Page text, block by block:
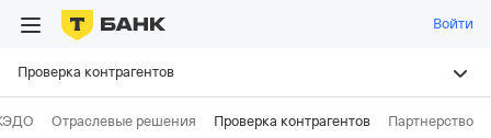
Войти
Проверка контрагентов
Отраслевые решения Проверка контрагентов Партнерство